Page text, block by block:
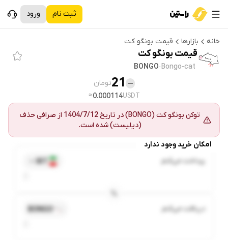
ثبت نام ورود
خانه بازارها قیمت بونگو کت
قیمتبونگو کت
Bongo-cat
·
BONGO
—
21تومان
USDT
0.000114
≈
توکن بونگو کت(
BONGO) در تاریخ1404/7/12 از صرافی حذف
(دیلیست) شده است.
امکان خرید وجود ندارد
پرداخت می‌کنم
IRT
دریافت می‌کنم BONGO